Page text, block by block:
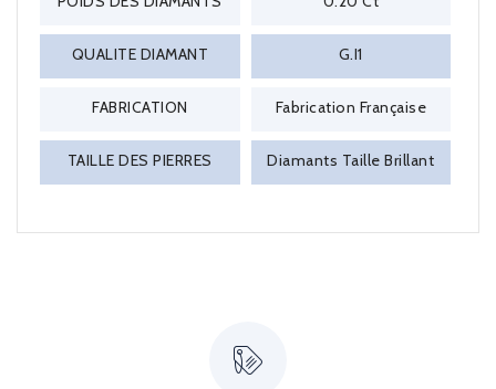
QUALITE DIAMANT G.I1
FABRICATION Fabrication Française
TAILLE DES PIERRES Diamants Taille Brillant